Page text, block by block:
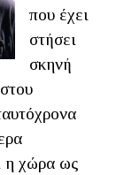
που έχει
στήσει
σκηνή
η χώρα ως